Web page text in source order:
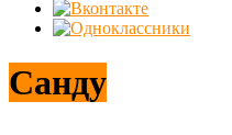
Санду